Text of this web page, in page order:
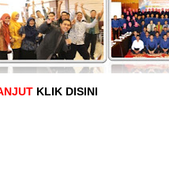
KLIK DISINI